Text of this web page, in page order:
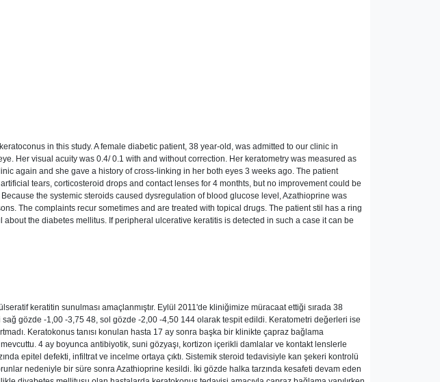
in this study. A female diabetic patient, 38 year-old, was admitted to our clinic in
Her visual acuity was 0.4/ 0.1 with and without correction. Her keratometry was measured as
again and she gave a history of cross-linking in her both eyes 3 weeks ago. The patient
tears, corticosteroid drops and contact lenses for 4 monthts, but no improvement could be
the systemic steroids caused dysregulation of blood glucose level, Azathioprine was
The complaints recur sometimes and are treated with topical drugs. The patient stil has a ring
the diabetes mellitus. If peripheral ulcerative keratitis is detected in such a case it can be
keratitin sunulması amaçlanmıştır. Eylül 2011'de kliniğimize müracaat ettiği sırada 38
gözde -1,00 -3,75 48, sol gözde -2,00 -4,50 144 olarak tespit edildi. Keratometri değerleri ise
Keratokonus tanısı konulan hasta 17 ay sonra başka bir klinikte çapraz bağlama
4 ay boyunca antibiyotik, suni gözyaşı, kortizon içerikli damlalar ve kontakt lenslerle
epitel defekti, infiltrat ve incelme ortaya çıktı. Sistemik steroid tedavisiyle kan şekeri kontrolü
nedeniyle bir süre sonra Azathioprine kesildi. İki gözde halka tarzında kesafeti devam eden